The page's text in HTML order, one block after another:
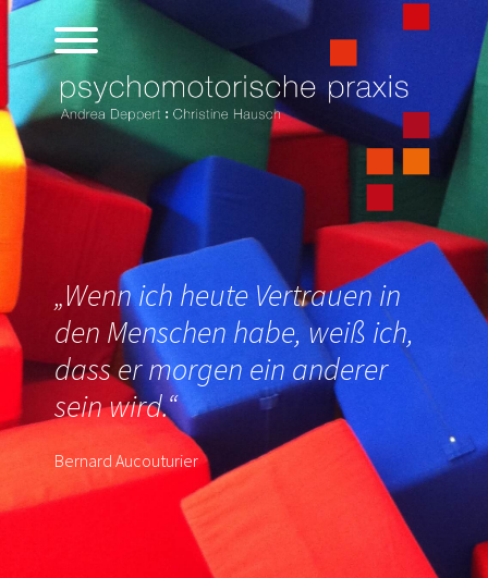
„Wenn ich heute Vertrauen in
den Menschen habe, weiß ich,
dass er morgen ein anderer
sein wird.“
Bernard Aucouturier